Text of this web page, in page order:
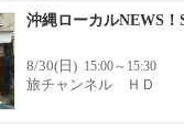
沖縄ローカルNEWS！
8/30(日) 15:00～15:30
旅チャンネル ＨＤ